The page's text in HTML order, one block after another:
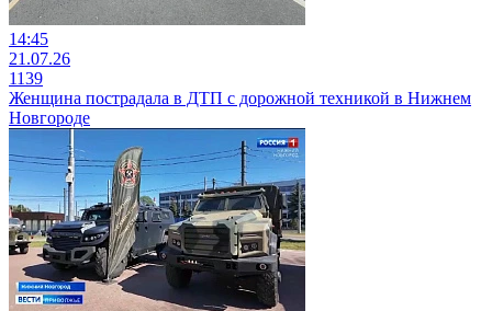
14:45
21.07.26
1139
Женщина пострадала в ДТП с дорожной техникой в Нижнем
Новгороде